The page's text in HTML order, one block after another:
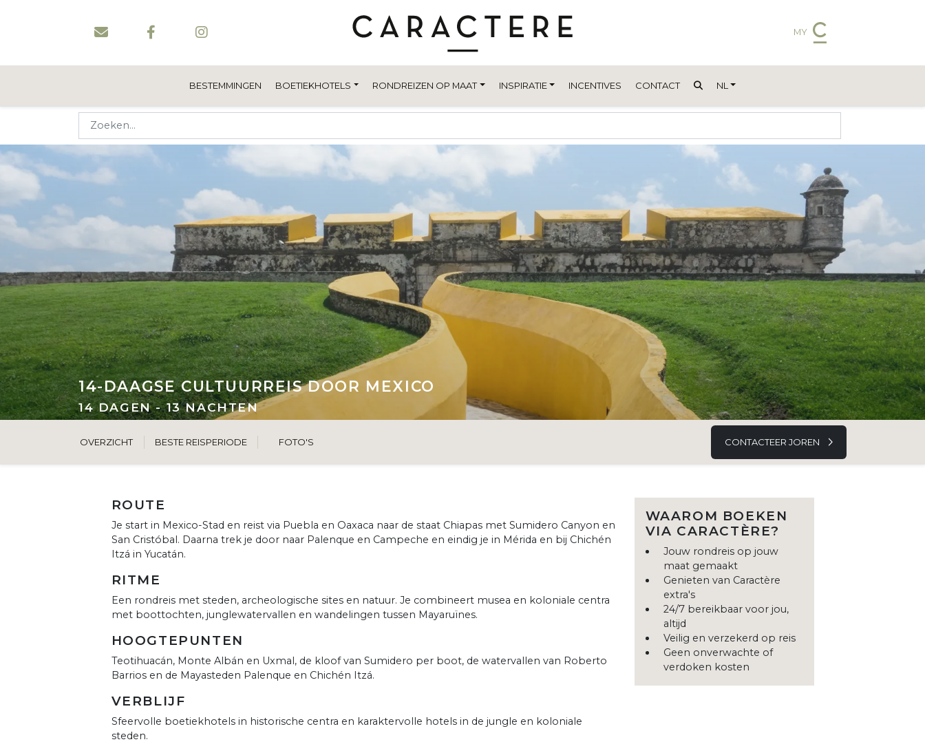
MY
BESTEMMINGEN BOETIEKHOTELS RONDREIZEN OP MAAT INSPIRATIE INCENTIVES CONTACT NL
14-DAAGSE CULTUURREIS DOOR MEXICO
14 DAGEN - 13 NACHTEN
OVERZICHT BESTE REISPERIODE FOTO'S CONTACTEER JOREN
ROUTE
Je start in Mexico-Stad en reist via Puebla en Oaxaca naar de staat Chiapas met Sumidero Canyon en
San Cristóbal. Daarna trek je door naar Palenque en Campeche en eindig je in Mérida en bij Chichén
Itzá in Yucatán.
RITME
Een rondreis met steden, archeologische sites en natuur. Je combineert musea en koloniale centra
met boottochten, junglewatervallen en wandelingen tussen Mayaruïnes.
HOOGTEPUNTEN
Teotihuacán, Monte Albán en Uxmal, de kloof van Sumidero per boot, de watervallen van Roberto
Barrios en de Mayasteden Palenque en Chichén Itzá.
VERBLIJF
Sfeervolle boetiekhotels in historische centra en karaktervolle hotels in de jungle en koloniale
steden.
WAAROM BOEKEN
VIA CARACTÈRE?
Jouw rondreis op jouw
maat gemaakt
Genieten van Caractère
extra's
24/7 bereikbaar voor jou,
altijd
Veilig en verzekerd op reis
Geen onverwachte of
verdoken kosten